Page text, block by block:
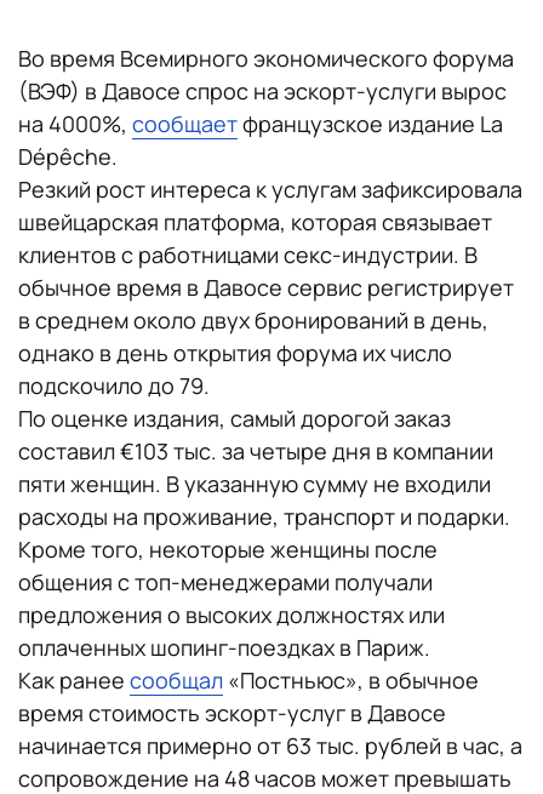
Во время Всемирного экономического форума
(ВЭФ) в Давосе спрос на эскорт-услуги вырос
на 4000%, сообщаетфранцузское издание La
Dépêche.
Резкий рост интереса к услугам зафиксировала
швейцарская платформа, которая связывает
клиентов с работницами секс-индустрии. В
обычное время в Давосе сервис регистрирует
в среднем около двух бронирований в день,
однако в день открытия форума их число
подскочило до 79.
По оценке издания, самый дорогой заказ
составил €103 тыс. за четыре дня в компании
пяти женщин. В указанную сумму не входили
расходы на проживание, транспорт и подарки.
Кроме того, некоторые женщины после
общения с топ-менеджерами получали
предложения о высоких должностях или
оплаченных шопинг-поездках в Париж.
Как ранее сообщал «Постньюс», в обычное
время стоимость эскорт-услуг в Давосе
начинается примерно от 63 тыс. рублей в час, а
сопровождение на 48 часов может превышать